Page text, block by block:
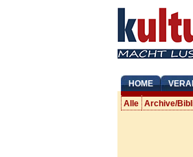
HOME
Alle Archive/